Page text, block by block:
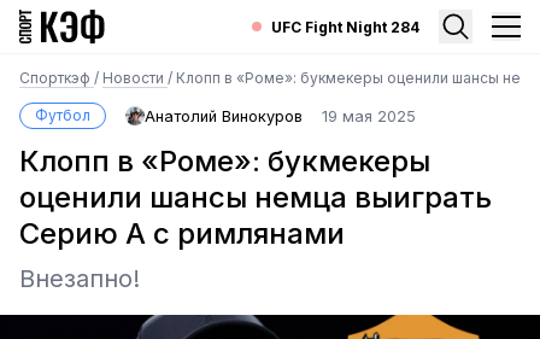
UFC Fight Night 284
Спорткэф / Новости / Клопп в «Роме»: букмекеры оценили шансы
Футбол Анатолий Винокуров 19 мая 2025
Клопп в «Роме»: букмекеры
оценили шансы немца выиграть
Серию А с римлянами
Внезапно!